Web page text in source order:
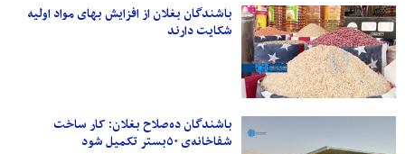
باشندگان بغلان از افزایش بهای مواد اولیه
شکایت دارند
باشندگان ده‌صلاح بغلان: کار ساخت
شفاخانه‌ی ۵۰بستر تکمیل شود